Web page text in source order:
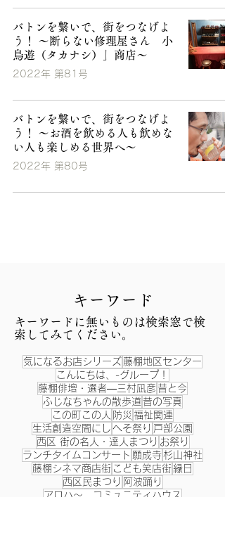
バトンを繋いで、街をつなげよ
う！ ～断らない修理屋さん 小
鳥遊（タカナシ）」商店～
2022年 第81号
バトンを繋いで、街をつなげよ
う！ ～お酒を飲める人も飲めな
い人も楽しめる世界へ～
2022年 第80号
​キーワード
​キーワードに無いものは検索窓で検
索してみてください。
気になるお店シリーズ 藤棚地区センター
こんにちは、-グループ！
藤棚俳壇・選者―三村凪彦 昔と今
ふじなちゃんの散歩道 昔の写真
この町この人 防災 福祉関連
生活創造空間にし へそ祭り 戸部公園
西区 街の名人・達人まつり お祭り
ランチタイムコンサート 願成寺杉山神社
藤棚シネマ商店街 こども笑店街縁日
西区民まつり 阿波踊り
アロハ～、コミュニティハウス